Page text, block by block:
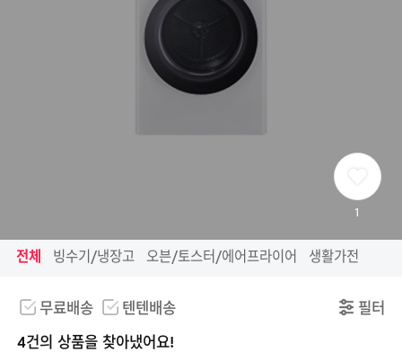
1
전체 빙수기/냉장고 오븐/토스터/에어프라이어 생활가전
무료배송 텐텐배송 필터
4건의 상품을 찾아냈어요!